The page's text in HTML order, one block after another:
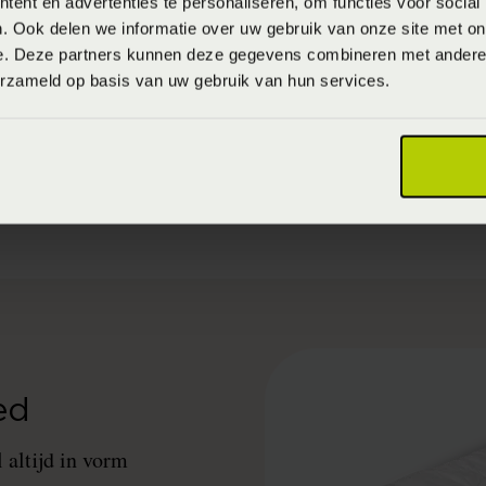
Ook delen we informatie over uw gebruik van onze site met
Deze partners kunnen deze gegevens combineren met
op basis van uw gebruik van hun services.
aan als een heerlijke, dikke deken. Dit
van comfort dan bijvoorbeeld synthetisch. Wol is
materiaal heeft van zichzelf een natuurlijk
altijd in vorm